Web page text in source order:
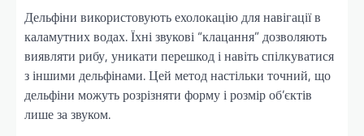
Дельфіни використовують ехолокацію для навігації в
каламутних водах. Їхні звукові “клацання” дозволяють
виявляти рибу, уникати перешкод і навіть спілкуватися
з іншими дельфінами. Цей метод настільки точний, що
дельфіни можуть розрізняти форму і розмір об’єктів
лише за звуком.